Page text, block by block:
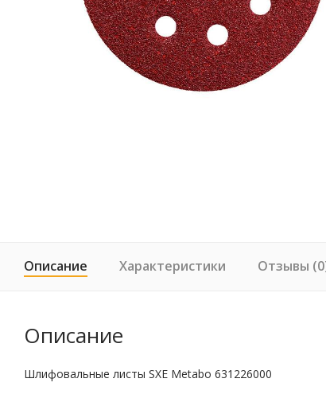
Описание Характеристики Отзывы
Описание
Шлифовальные листы SXE Metabo 631226000